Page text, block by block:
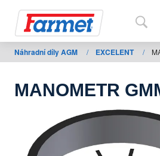
Zpět
na
Moje
Náhradní díly AGM / EXCELENT /
MANOMETR